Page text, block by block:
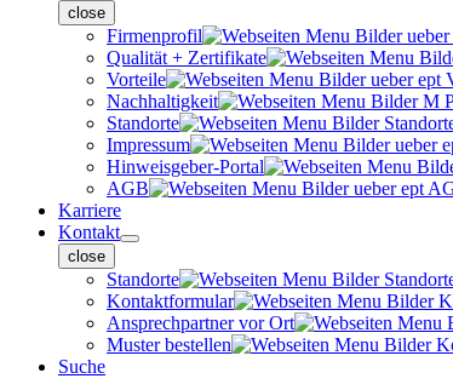
close
Firmenprofil
Qualität + Zertifikate
Vorteile
Nachhaltigkeit
Standorte
Impressum
Hinweisgeber-Portal
AGB
Karriere
Kontakt
close
Standorte
Kontaktformular
Ansprechpartner vor Ort
Muster bestellen
Suche